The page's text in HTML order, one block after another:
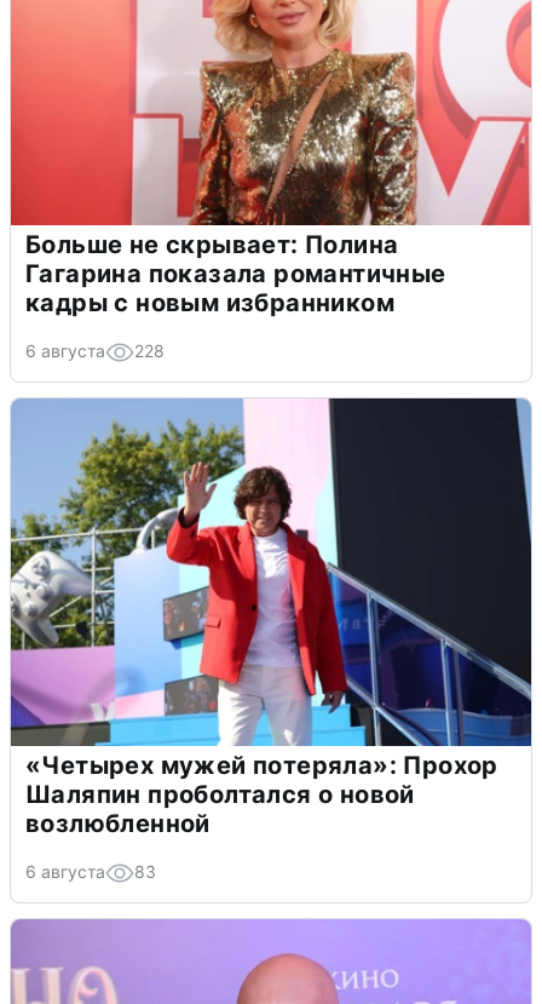
Больше не скрывает: Полина
Гагарина показала романтичные
кадры с новым избранником
6 августа 228
«Четырех мужей потеряла»: Прохор
Шаляпин проболтался о новой
возлюбленной
6 августа 83